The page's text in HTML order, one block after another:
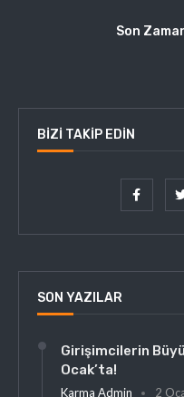
Son
BIZI TAKIP EDIN
SON YAZILAR
Girişimcilerin
Ocak’ta!
Karma Admin 2